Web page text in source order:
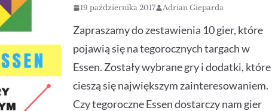
19 października 2017 Adrian Gieparda
Zapraszamy do zestawienia 10 gier, które
pojawią się na tegorocznych targach w
Essen. Zostały wybrane gry i dodatki, które
cieszą się największym zainteresowaniem.
Czy tegoroczne Essen dostarczy nam gier